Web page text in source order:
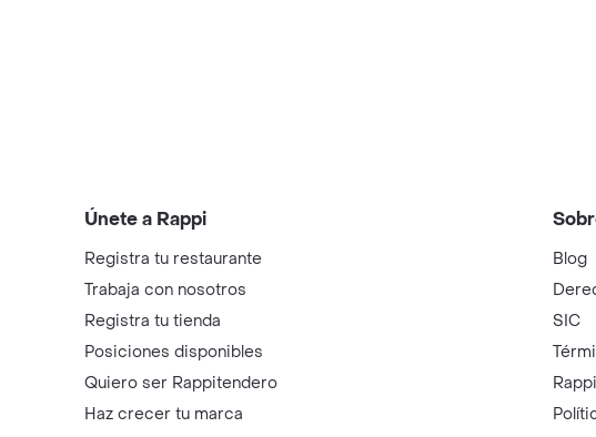
Únete a Rappi
Registra tu restaurante
Trabaja con nosotros
Registra tu tienda
Posiciones disponibles
Quiero ser Rappitendero
Haz crecer tu marca
Blog
SIC